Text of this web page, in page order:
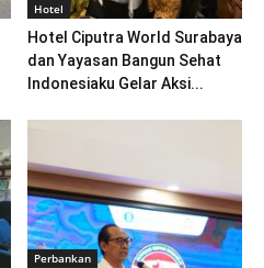
Hotel
Hotel Ciputra World Surabaya
dan Yayasan Bangun Sehat
Indonesiaku Gelar Aksi...
Perbankan